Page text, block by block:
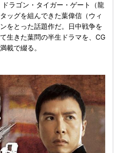
ラゴン・タイガー・ゲート（龍
ッグを組んできた葉偉信（ウィ
をとった話題作だ。日中戦争を
生きた葉問の半生ドラマを、CG
載で綴る。